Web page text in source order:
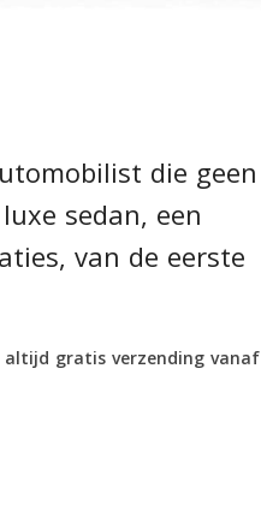
die geen
sedan, een
van de eerste
altijd gratis verzending vanaf